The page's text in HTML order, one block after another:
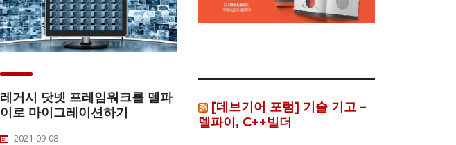
레거시 닷넷 프레임워크를 델파
이로 마이그레이션하기
2021-09-08
[데브기어 포럼] 기술 기고 –
델파이, C++빌더